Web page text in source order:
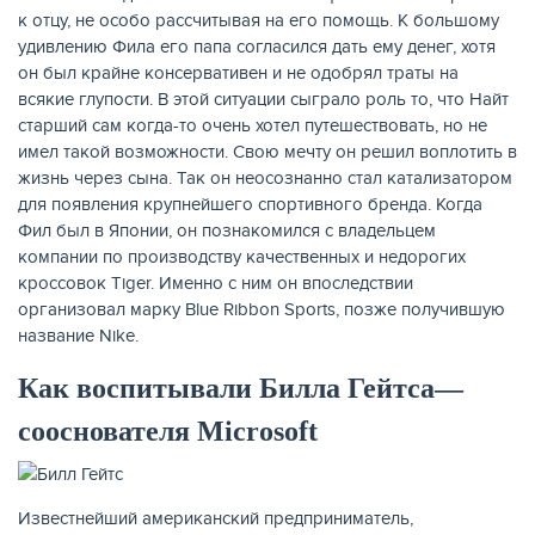
к отцу, не особо рассчитывая на его помощь. К большому
удивлению Фила его папа согласился дать ему денег, хотя
он был крайне консервативен и не одобрял траты на
всякие глупости. В этой ситуации сыграло роль то, что Найт
старший сам когда-то очень хотел путешествовать, но не
имел такой возможности. Свою мечту он решил воплотить в
жизнь через сына. Так он неосознанно стал катализатором
для появления крупнейшего спортивного бренда. Когда
Фил был в Японии, он познакомился с владельцем
компании по производству качественных и недорогих
кроссовок Tiger. Именно с ним он впоследствии
организовал марку Blue Ribbon Sports, позже получившую
название Nike.
Как воспитывали Билла Гейтса—
сооснователя Microsoft
Известнейший американский предприниматель,